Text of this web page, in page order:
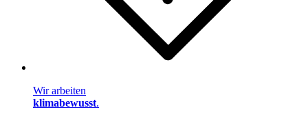
Wir arbeiten
klimabewusst.